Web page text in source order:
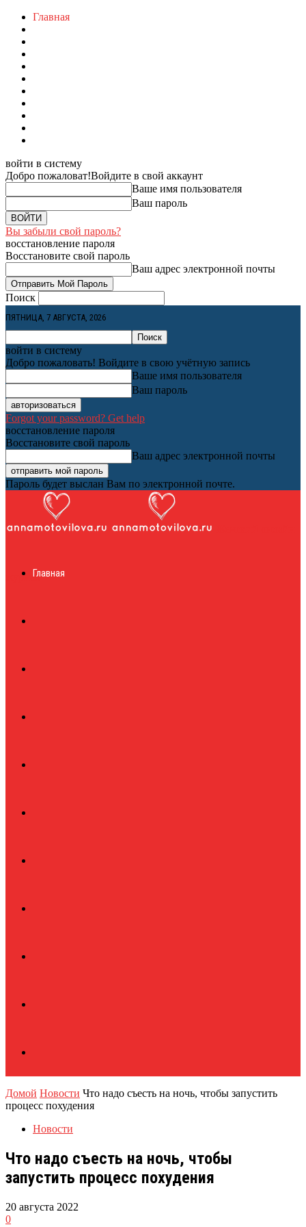
Главная
войти в систему
Добро пожаловат!Войдите в свой аккаунт
Ваше имя пользователя
Ваш пароль
Вы забыли свой пароль?
восстановление пароля
Восстановите свой пароль
Ваш адрес электронной почты
Поиск
ПЯТНИЦА, 7 АВГУСТА, 2026
войти в систему
Добро пожаловать! Войдите в свою учётную запись
Ваше имя пользователя
Ваш пароль
Forgot your password? Get help
восстановление пароля
Восстановите свой пароль
Ваш адрес электронной почты
Пароль будет выслан Вам по электронной почте.
журналГлавная
Домой Новости Что надо съесть на ночь, чтобы запустить
процесс похудения
Новости
Что надо съесть на ночь, чтобы
запустить процесс похудения
20 августа 2022
0